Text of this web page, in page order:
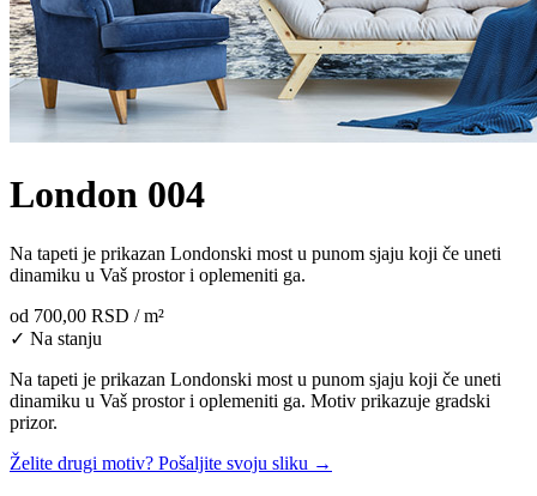
London 004
Na tapeti je prikazan Londonski most u punom sjaju koji če uneti
dinamiku u Vaš prostor i oplemeniti ga.
od 700,00 RSD / m²
✓ Na stanju
Na tapeti je prikazan Londonski most u punom sjaju koji če uneti
dinamiku u Vaš prostor i oplemeniti ga. Motiv prikazuje gradski
prizor.
Želite drugi motiv? Pošaljite svoju sliku →